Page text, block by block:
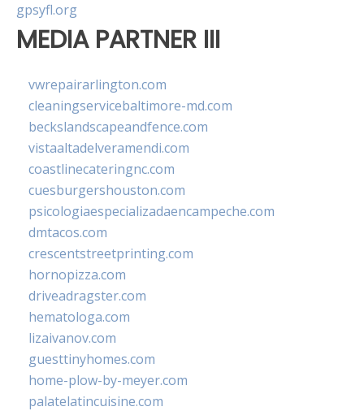
gpsyfl.org
MEDIA PARTNER III
vwrepairarlington.com
cleaningservicebaltimore-md.com
beckslandscapeandfence.com
vistaaltadelveramendi.com
coastlinecateringnc.com
cuesburgershouston.com
psicologiaespecializadaencampeche.com
dmtacos.com
crescentstreetprinting.com
hornopizza.com
driveadragster.com
hematologa.com
lizaivanov.com
guesttinyhomes.com
home-plow-by-meyer.com
palatelatincuisine.com